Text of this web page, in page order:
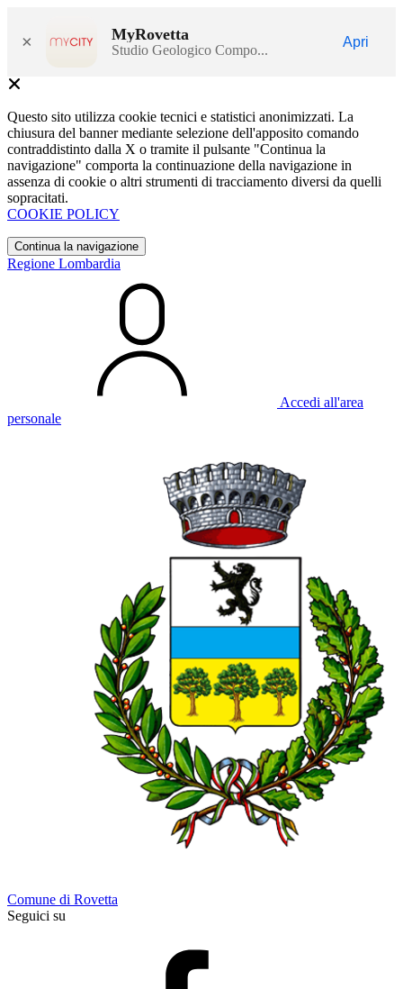
× MyRovetta
Studio Geologico Compo...
Apri
Questo sito utilizza cookie tecnici e statistici anonimizzati. La
chiusura del banner mediante selezione dell'apposito comando
contraddistinto dalla X o tramite il pulsante "Continua la
navigazione" comporta la continuazione della navigazione in
assenza di cookie o altri strumenti di tracciamento diversi da quelli
sopracitati.
COOKIE POLICY
Continua la navigazione
Regione Lombardia
Accedi all'area
personale
Comune di Rovetta
Seguici su